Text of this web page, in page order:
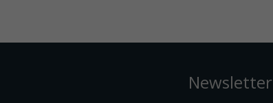
Newsletter